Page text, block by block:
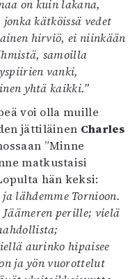
on kuin lakana,
kätköissä vedet
hirviö, ei niinkään
samoilla
vanki,
yhtä kaikki.”
voi olla muille
jättiläinen Charles
”Minne
matkustaisi
hän keksi:
lähdemme Tornioon.
perille; vielä
aurinko hipaisee
ja yön vuorottelut